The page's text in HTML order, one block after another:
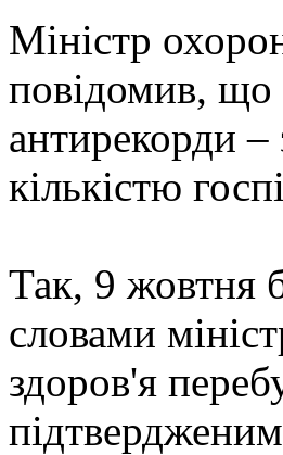
Міністр
повідомив, що
антирекорди –
кількістю
Так, 9 жовтня
словами
здоров'я